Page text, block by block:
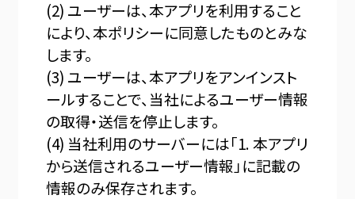
(2) ユーザーは、本アプリを利用すること
により、本ポリシーに同意したものとみな
します。
(3) ユーザーは、本アプリをアンインスト
ールすることで、当社によるユーザー情報
の取得・送信を停止します。
(4) 当社利用のサーバーには「1. 本アプリ
から送信されるユーザー情報」に記載の
情報のみ保存されます。